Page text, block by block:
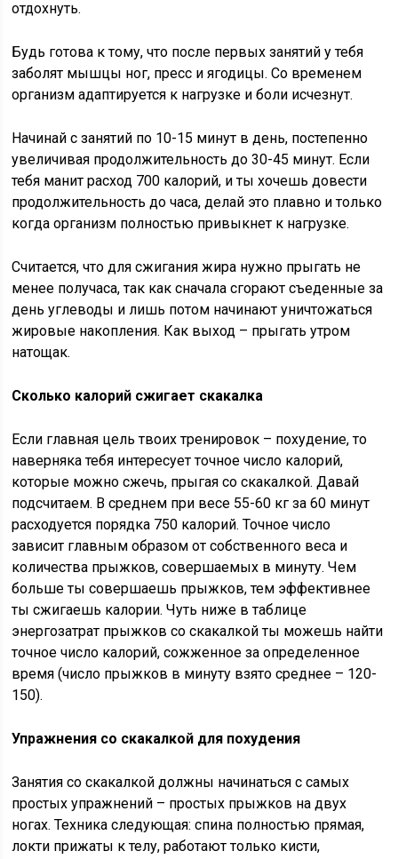
отдохнуть.
Будь готова к тому, что после первых занятий у тебя
заболят мышцы ног, пресс и ягодицы. Со временем
организм адаптируется к нагрузке и боли исчезнут.
Начинай с занятий по 10-15 минут в день, постепенно
увеличивая продолжительность до 30-45 минут. Если
тебя манит расход 700 калорий, и ты хочешь довести
продолжительность до часа, делай это плавно и только
когда организм полностью привыкнет к нагрузке.
Считается, что для сжигания жира нужно прыгать не
менее получаса, так как сначала сгорают съеденные за
день углеводы и лишь потом начинают уничтожаться
жировые накопления. Как выход – прыгать утром
натощак.
Сколько калорий сжигает скакалка
Если главная цель твоих тренировок – похудение, то
наверняка тебя интересует точное число калорий,
которые можно сжечь, прыгая со скакалкой. Давай
подсчитаем. В среднем при весе 55-60 кг за 60 минут
расходуется порядка 750 калорий. Точное число
зависит главным образом от собственного веса и
количества прыжков, совершаемых в минуту. Чем
больше ты совершаешь прыжков, тем эффективнее
ты сжигаешь калории. Чуть ниже в таблице
энергозатрат прыжков со скакалкой ты можешь найти
точное число калорий, сожженное за определенное
время (число прыжков в минуту взято среднее – 120-
150).
Упражнения со скакалкой для похудения
Занятия со скакалкой должны начинаться с самых
простых упражнений – простых прыжков на двух
ногах. Техника следующая: спина полностью прямая,
локти прижаты к телу, работают только кисти,